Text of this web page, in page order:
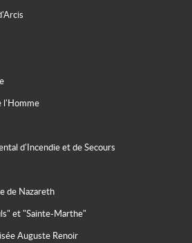
l'Homme
d'Incendie et de Secours
de Nazareth
et "Sainte-Marthe"
Auguste Renoir